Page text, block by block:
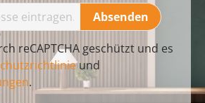
Absenden
reCAPTCHA geschützt und es
und
.